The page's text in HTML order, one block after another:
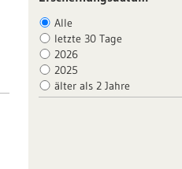
Alle
letzte 30 Tage
2026
2025
älter als 2 Jahre